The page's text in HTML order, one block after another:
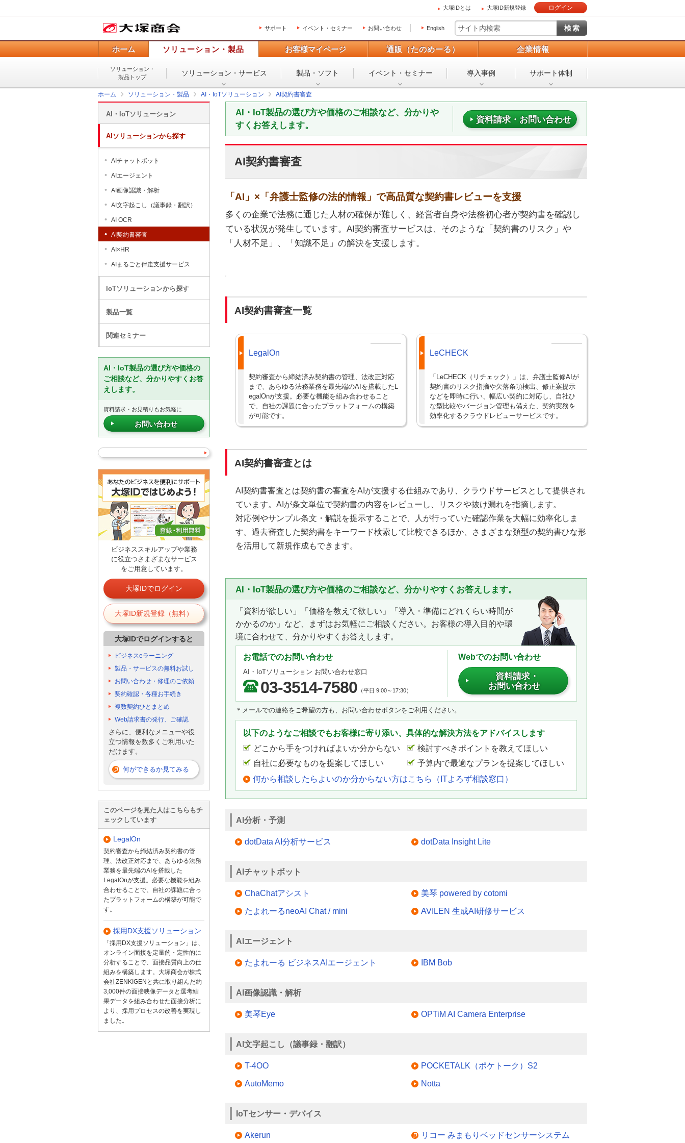
大塚IDとは 大塚ID新規登録 ログイン
サポート イベント・セミナー お問い合わせ English
ホーム ソリューション・製品 お客様マイページ 通販（たのめーる） 企業情報
ソリューション・
製品トップ
ソリューション・ サービス 製品・ソフト イベント・ セミナー 導入事例 サポート体制
ホーム ソリューション・製品 AI・IoTソリューション AI契約書審査
AI・IoT製品の選び方や価格のご相談など、分かりや
すくお答えします。
資料請求・お問い合わせ
AI契約書審査
「AI」×「弁護士監修の法的情報」で高品質な契約書レビューを支援
多くの企業で法務に通じた人材の確保が難しく、経営者自身や法務初心者が契約書を確認し
ている状況が発生しています。AI契約審査サービスは、そのような「契約書のリスク」や
「人材不足」、「知識不足」の解決を支援します。
AI契約書審査一覧
LegalOn
契約審査から締結済み契約書の管理、法改正対応
まで、あらゆる法務業務を最先端のAIを搭載したL
egalOnが支援。必要な機能を組み合わせること
で、自社の課題に合ったプラットフォームの構築
が可能です。
LeCHECK
「LeCHECK（リチェック）」は、弁護士監修AIが
契約書のリスク指摘や欠落条項検出、修正案提示
などを即時に行い、幅広い契約に対応し、自社ひ
な型比較やバージョン管理も備えた、契約実務を
効率化するクラウドレビューサービスです。
AI契約書審査とは
AI契約書審査とは契約書の審査をAIが支援する仕組みであり、クラウドサービスとして提供され
ています。AIが条文単位で契約書の内容をレビューし、リスクや抜け漏れを指摘します。
対応例やサンプル条文・解説を提示することで、人が行っていた確認作業を大幅に効率化しま
す。過去審査した契約書をキーワード検索して比較できるほか、さまざまな類型の契約書ひな形
を活用して新規作成もできます。
AI・IoT製品の選び方や価格のご相談など、分かりやすくお答えします。
「資料が欲しい」「価格を教えて欲しい」「導入・準備にどれくらい時間が
かかるのか」など、まずはお気軽にご相談ください。お客様の導入目的や環
境に合わせて、分かりやすくお答えします。
お電話でのお問い合わせ
AI・IoTソリューション お問い合わせ窓口
03-3514-7580 （平日 9:00～17:30）
Webでのお問い合わせ
資料請求・
お問い合わせ
＊メールでの連絡をご希望の方も、お問い合わせボタンをご利用ください。
以下のようなご相談でもお客様に寄り添い、具体的な解決方法をアドバイスします
どこから手をつければよいか分からない
検討すべきポイントを教えてほしい
自社に必要なものを提案してほしい
予算内で最適なプランを提案してほしい
何から相談したらよいのか分からない方はこちら（ITよろず相談窓口）
AI分析・予測
dotData AI分析サービス dotData Insight Lite
AIチャットボット
ChaChatアシスト 美琴 powered by cotomi
たよれーるneoAI Chat / mini AVILEN 生成AI研修サービス
AIエージェント
たよれーる ビジネスAIエージェント IBM Bob
AI画像認識・解析
美琴Eye OPTiM AI Camera Enterprise
AI文字起こし（議事録・翻訳）
T-4OO POCKETALK（ポケトーク）S2
AutoMemo Notta
IoTセンサー・デバイス
Akerun リコー みまもりベッドセンサーシステム
AI・IoTソリューション
AIソリューションから探す
AIチャットボット
AIエージェント
AI画像認識・解析
AI文字起こし（議事録・翻訳）
AI OCR
AI契約書審査
AI×HR
AIまるごと伴走支援サービス
IoTソリューションから探す
製品一覧
関連セミナー
AI・IoT製品の選び方や価格の
ご相談など、分かりやすくお答
えします。
資料請求・お見積りもお気軽に
お問い合わせ
ビジネススキルアップや業務
に役立つさまざまなサービス
をご用意しています。
大塚IDでログイン
大塚ID新規登録（無料）
大塚IDでログインすると
ビジネスeラーニング
製品・サービスの無料お試し
お問い合わせ・修理のご依頼
契約確認・各種お手続き
複数契約ひとまとめ
Web請求書の発行、ご確認
さらに、便利なメニューや役
立つ情報を数多くご利用いた
だけます。
何ができるか見てみる
このページを見た人はこちらもチ
ェックしています
LegalOn
契約審査から締結済み契約書の管
理、法改正対応まで、あらゆる法務
業務を最先端のAIを搭載した
LegalOnが支援。必要な機能を組み
合わせることで、自社の課題に合っ
たプラットフォームの構築が可能で
す。
採用DX支援ソリューション
「採用DX支援ソリューション」は、
オンライン面接を定量的・定性的に
分析することで、面接品質向上の仕
組みを構築します。大塚商会が株式
会社ZENKIGENと共に取り組んだ約
3,000件の面接映像データと選考結
果データを組み合わせた面接分析に
より、採用プロセスの改善を実現し
ました。